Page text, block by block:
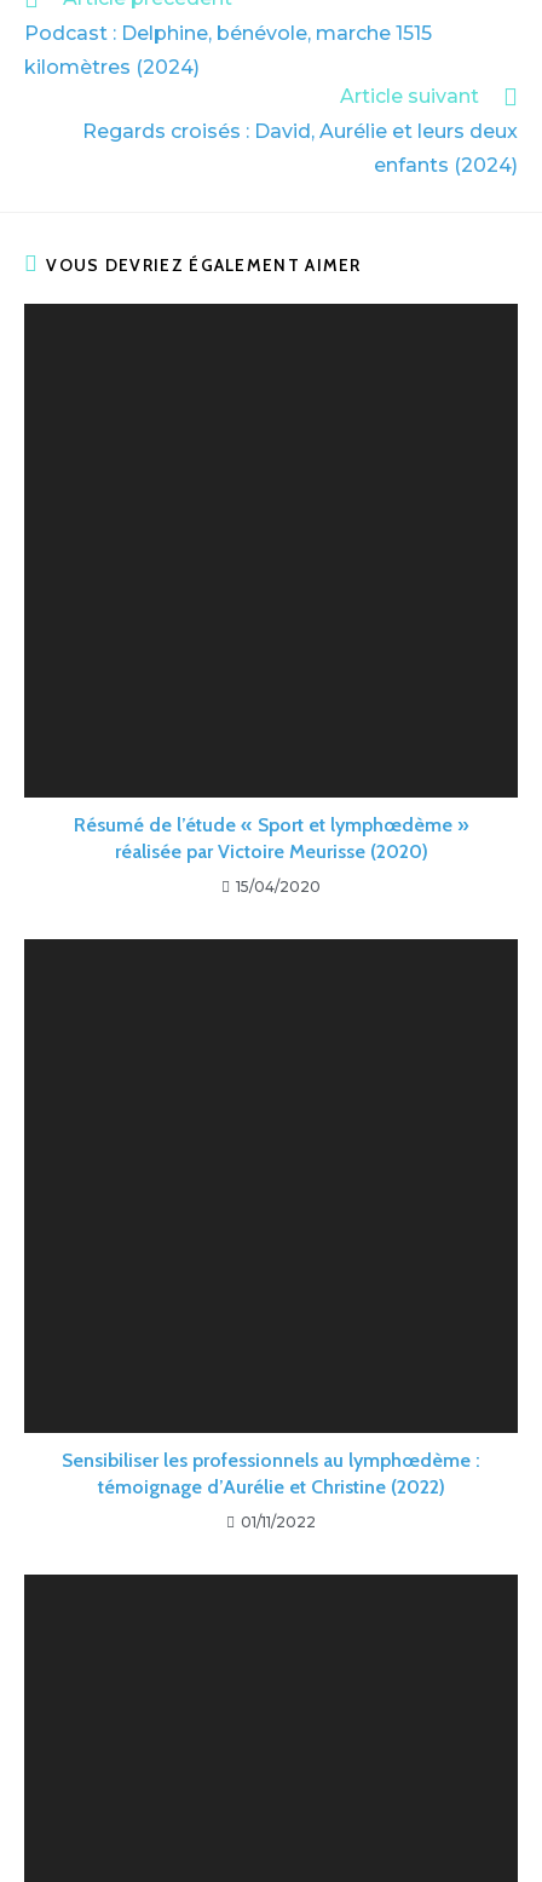
Podcast : Delphine, bénévole, marche 1515
kilomètres (2024)
Article suivant
Regards croisés : David, Aurélie et leurs deux
enfants (2024)
VOUS DEVRIEZ ÉGALEMENT AIMER
Résumé de l’étude « Sport et lymphœdème »
réalisée par Victoire Meurisse (2020)
15/04/2020
Sensibiliser les professionnels au lymphœdème :
témoignage d’Aurélie et Christine (2022)
01/11/2022